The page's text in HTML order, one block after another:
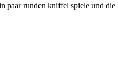
paar runden kniffel spiele und die